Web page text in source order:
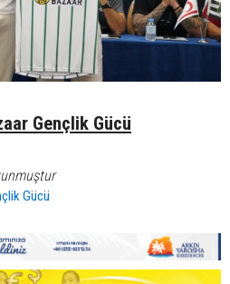
Gençlik Gücü
Gücü